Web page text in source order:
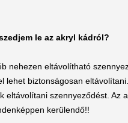
le az akryl kádról?
nehezen eltávolítható
lehet biztonságosan eltávolítani.
eltávolítani szennyeződést. Az
kerülendő!!